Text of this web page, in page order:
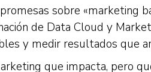
sobre «marketing
de Data Cloud y
y medir resultados que
que impacta, pero